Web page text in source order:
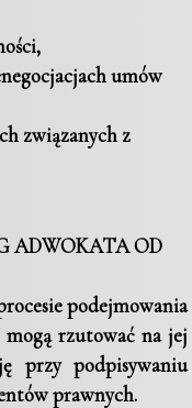
umów
związanych z
ADWOKATA OD
podejmowania
rzutować na jej
przy podpisywaniu
prawnych.